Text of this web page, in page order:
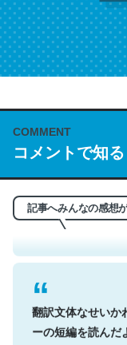
COMMENT
コメントで知る
記事へみんなの感想
これは名文。彼は
う。英語少しでも
れ好き。Let’s
─今のこの状況が信じ
翻訳文体なせいか
ーの短編を読んだ